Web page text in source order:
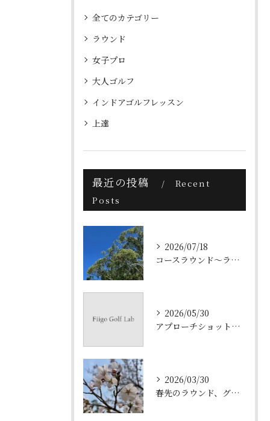
全てのカテゴリー
ラウンド
女子プロ
大人ゴルフ
インドアゴルフレッスン
上達
最近の投稿
Recent
Posts
2026/07/18
コースラウンド～ラフからのショット・クラブ選択～
2026/05/30
アプローチショット練習～ピッチショット～
2026/03/30
春先のラウンド、グリーン周りのアプローチはランニングで決まり！